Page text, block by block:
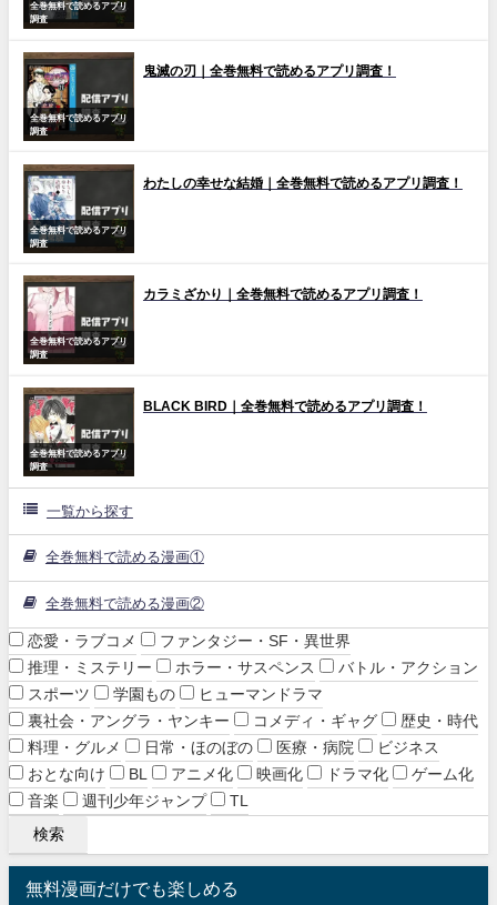
全巻無料で読めるアプリ
調査
全巻無料で読めるアプリ
調査
鬼滅の刃｜全巻無料で読めるアプリ調査！
全巻無料で読めるアプリ
調査
わたしの幸せな結婚｜全巻無料で読めるアプリ調査！
全巻無料で読めるアプリ
調査
カラミざかり｜全巻無料で読めるアプリ調査！
全巻無料で読めるアプリ
調査
BLACK BIRD｜全巻無料で読めるアプリ調査！
一覧から探す
全巻無料で読める漫画①
全巻無料で読める漫画②
恋愛・ラブコメ
ファンタジー・SF・異世界
推理・ミステリー
ホラー・サスペンス
バトル・アクション
スポーツ
学園もの
ヒューマンドラマ
裏社会・アングラ・ヤンキー
コメディ・ギャグ
歴史・時代
料理・グルメ
日常・ほのぼの 医療・病院
ビジネス
おとな向け
BL アニメ化 映画化 ドラマ化
ゲーム化
音楽
週刊少年ジャンプ TL
無料漫画だけでも楽しめる